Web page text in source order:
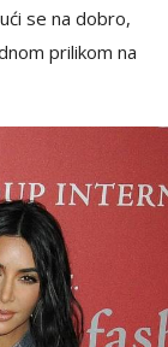
se na dobro,
prilikom na